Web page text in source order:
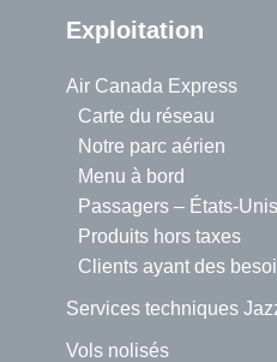
Exploitation
Air Canada Express
Carte du réseau
Notre parc aérien
Menu à bord
Passagers – États-Unis
Produits hors taxes
Clients ayant des
Services techniques
Vols nolisés